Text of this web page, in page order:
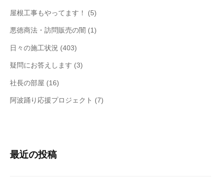
屋根工事もやってます！ (5)
悪徳商法・訪問販売の闇 (1)
日々の施工状況 (403)
疑問にお答えします (3)
社長の部屋 (16)
阿波踊り応援プロジェクト (7)
最近の投稿